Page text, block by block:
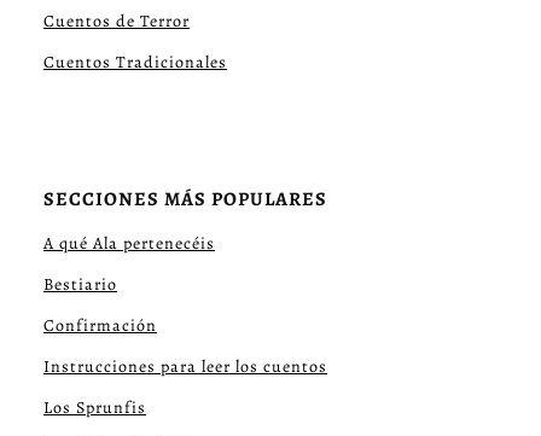
Cuentos de Terror
Cuentos Tradicionales
SECCIONES MÁS POPULARES
A qué Ala pertenecéis
Bestiario
Confirmación
Instrucciones para leer los cuentos
Los Sprunfis